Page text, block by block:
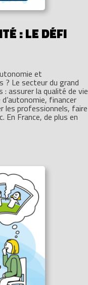
: LE DÉFI
et
? Le secteur du grand
assurer la qualité de vie
financer
les professionnels, faire
En France, de plus en